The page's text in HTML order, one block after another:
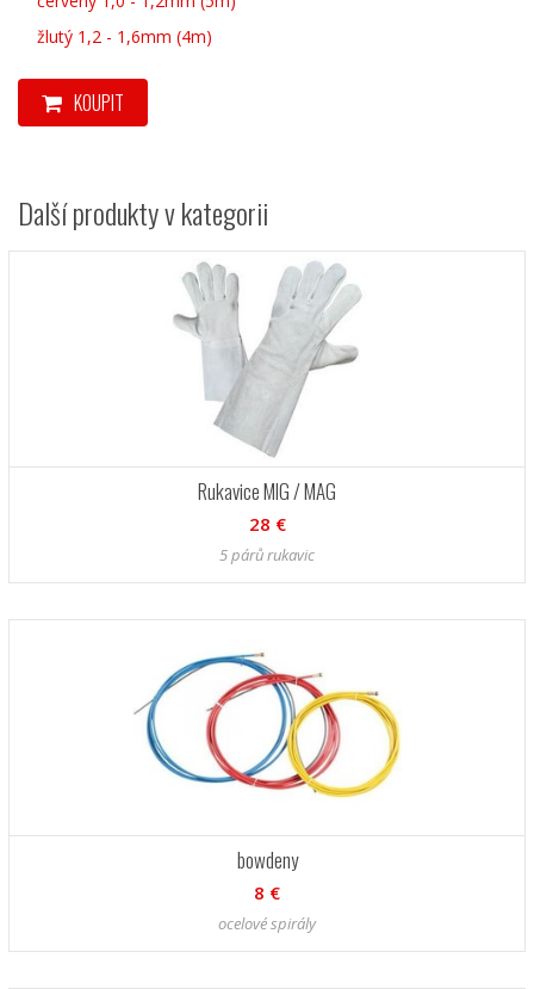
žlutý 1,2 - 1,6mm (4m)
KOUPIT
Další produkty v kategorii
Rukavice MIG / MAG
28 €
5 párů rukavic
bowdeny
8 €
ocelové spirály